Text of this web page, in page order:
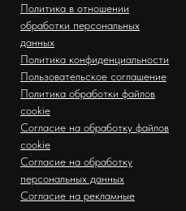
Политика в отношении
обработки персональных
данных
Политика конфиденциальности
Пользовательское соглашение
Политика обработки файлов
cookie
Согласие на обработку файлов
cookie
Согласие на обработку
персональных данных
Согласие на рекламные